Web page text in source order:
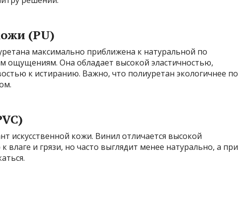
(PU)
максимально приближена к натуральной по
ощущениям. Она обладает высокой эластичностью,
к истиранию. Важно, что полиуретан экологичнее по
искусственной кожи. Винил отличается высокой
влаге и грязи, но часто выглядит менее натурально, а при